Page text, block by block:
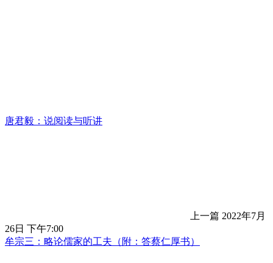
唐君毅：说阅读与听讲
上一篇 2022年7月
26日 下午7:00
牟宗三：略论儒家的工夫（附：答蔡仁厚书）